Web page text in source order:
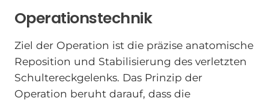
Operationstechnik
Ziel der Operation ist die präzise anatomische
Reposition und Stabilisierung des verletzten
Schultereckgelenks. Das Prinzip der
Operation beruht darauf, dass die